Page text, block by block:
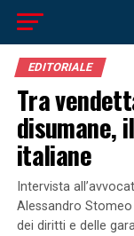
EDITORIALE
Tra
disumane,
italiane
Intervista
Alessandro
dei diritti e delle